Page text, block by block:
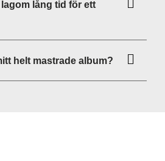
lång tid för ett
helt mastrade album?